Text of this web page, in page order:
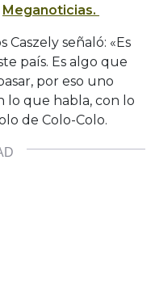
Meganoticias.
señaló: «Es
país. Es algo que
por eso uno
lo que habla, con lo
de Colo-Colo.